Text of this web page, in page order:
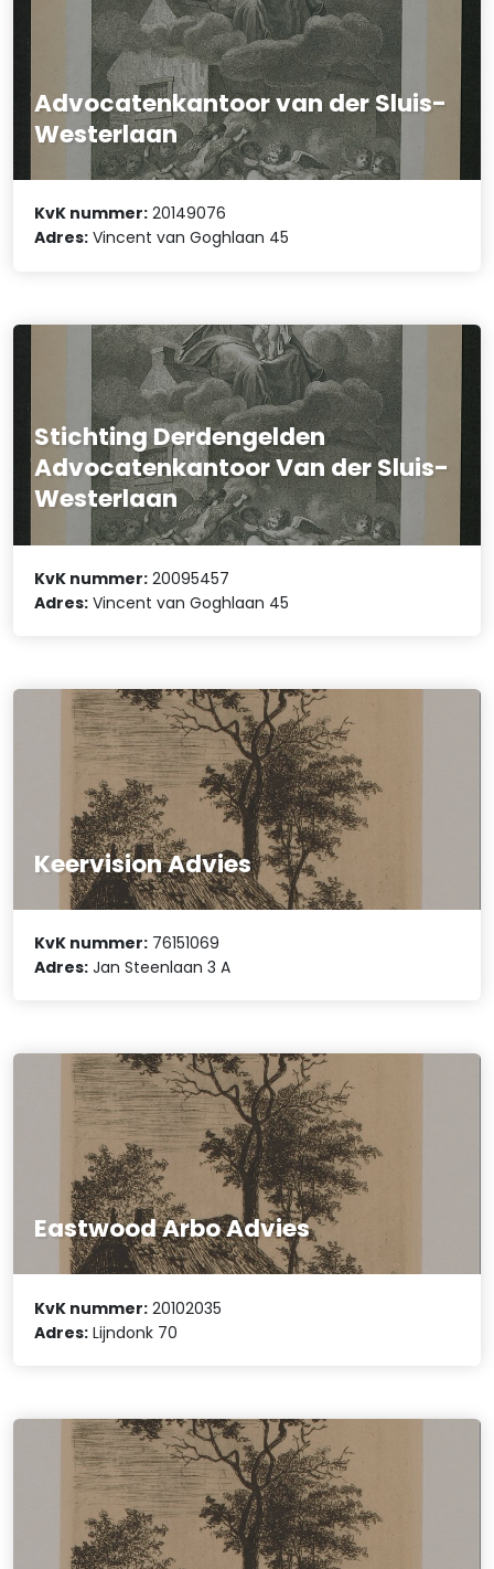
Advocatenkantoor van der Sluis-
Westerlaan
KvK nummer: 20149076
Adres: Vincent van Goghlaan 45
Stichting Derdengelden
Advocatenkantoor Van der Sluis-
Westerlaan
KvK nummer: 20095457
Adres: Vincent van Goghlaan 45
Keervision Advies
KvK nummer: 76151069
Adres: Jan Steenlaan 3 A
Eastwood Arbo Advies
KvK nummer: 20102035
Adres: Lijndonk 70